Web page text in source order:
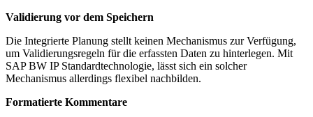
Validierung vor dem Speichern
Die Integrierte Planung stellt keinen Mechanismus zur Verfügung,
um Validierungsregeln für die erfassten Daten zu hinterlegen. Mit
SAP BW IP Standardtechnologie, lässt sich ein solcher
Mechanismus allerdings flexibel nachbilden.
Formatierte Kommentare